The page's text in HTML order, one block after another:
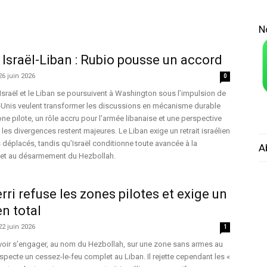
Liban : Rubio pousse un accord
juin 2026 0
et le Liban se poursuivent à Washington sous l’impulsion de
veulent transformer les discussions en mécanisme durable
pilote, un rôle accru pour l’armée libanaise et une perspective
divergences restent majeures. Le Liban exige un retrait israélien
tandis qu’Israël conditionne toute avancée à la
au désarmement du Hezbollah.
refuse les zones pilotes et exige un
total
juin 2026 1
s’engager, au nom du Hezbollah, sur une zone sans armes au
un cessez-le-feu complet au Liban. Il rejette cependant les «